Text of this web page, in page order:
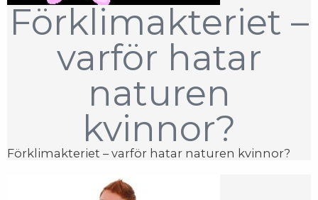
Förklimakteriet –
varför hatar
naturen
kvinnor?
Förklimakteriet – varför hatar naturen kvinnor?